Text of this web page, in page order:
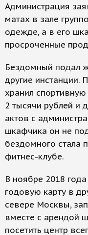
Администрация
матах в зале
одежде, а в его
просроченные
Бездомный подал
другие инстанции.
хранил
2 тысячи рублей и
актов с
шкафчика он не
бездомного стала
фитнес-клубе.
В ноябре 2018
годовую карту в
севере Москвы,
вместе с арендой
посетить центр